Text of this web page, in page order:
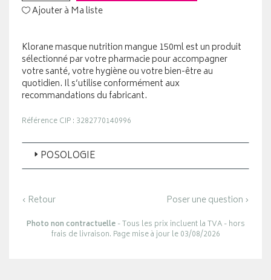
Ajouter à Ma liste
Klorane masque nutrition mangue 150ml est un produit
sélectionné par votre pharmacie pour accompagner
votre santé, votre hygiène ou votre bien-être au
quotidien. Il s’utilise conformément aux
recommandations du fabricant.
Référence CIP : 3282770140996
POSOLOGIE
‹ Retour Poser une question ›
Photo non contractuelle- Tous les prix incluent la TVA - hors
frais de livraison. Page mise à jour le 03/08/2026